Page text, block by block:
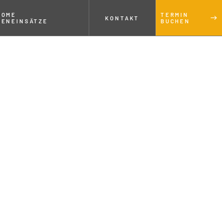
KONTAKT
TERMIN
BUCHEN